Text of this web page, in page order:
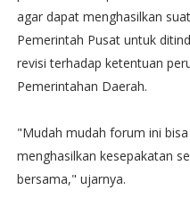
agar dapat menghasilkan
Pemerintah Pusat untuk
revisi terhadap ketentuan
Pemerintahan Daerah.
"Mudah mudah forum ini
menghasilkan kesepakatan
bersama," ujarnya.